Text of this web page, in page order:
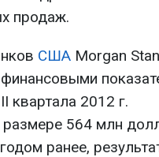
продаж.
США Morgan
квартала 2012 г.
564 млн
ранее,